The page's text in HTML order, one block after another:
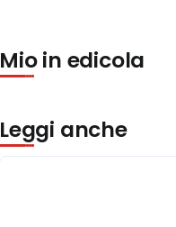
Mio in edicola
Leggi anche